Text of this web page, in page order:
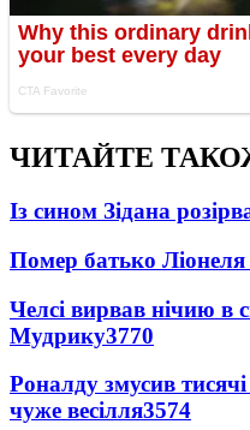
ЧИТАЙТЕ
Із сином Зідана
Помер батько Ліонеля
Челсі вирвав нічию в
Мудрику3770
Роналду змусив
чуже весілля3574